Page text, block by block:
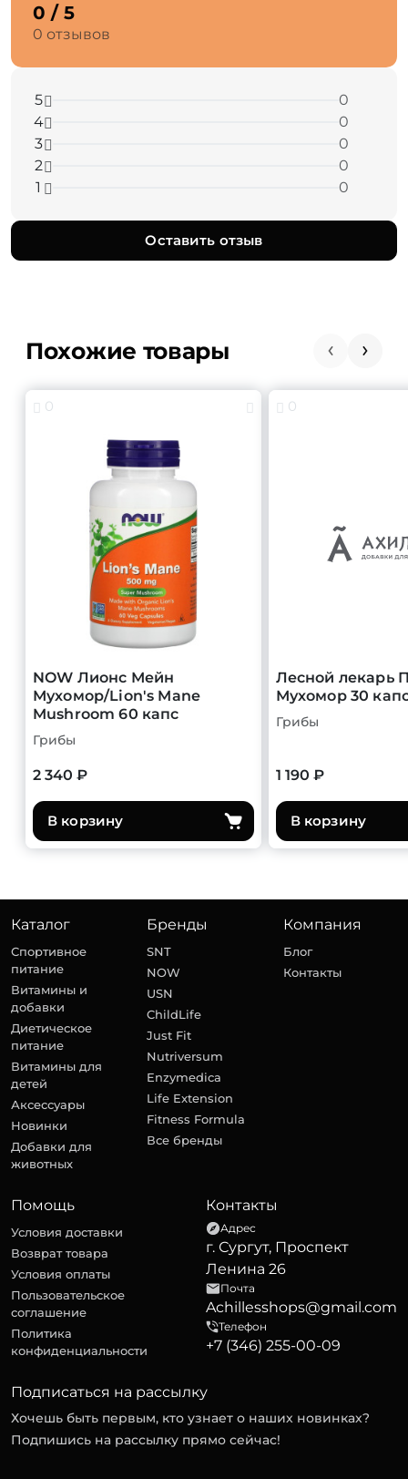
0 / 5
0 отзывов
5
0
4
0
3
0
2
0
1
0
Оставить отзыв
Похожие товары
0
NOW Лионс Мейн
Мухомор/Lion's Mane
Mushroom 60 капс
Грибы
2 340 ₽
В корзину
0
Лесной лекарь
Мухомор 30
Грибы
1 190 ₽
В корзину
Каталог
Спортивное
питание
Витамины и
добавки
Диетическое
питание
Витамины для
детей
Аксессуары
Новинки
Добавки для
животных
Бренды
SNT
NOW
USN
ChildLife
Just Fit
Nutriversum
Enzymedica
Life Extension
Fitness Formula
Все бренды
Компания
Блог
Контакты
Помощь
Условия доставки
Возврат товара
Условия оплаты
Пользовательское
соглашение
Политика
конфиденциальности
Контакты
Адрес
г. Сургут, Проспект
Ленина 26
Почта
Achillesshops@gmail.com
Телефон
+7 (346) 255-00-09
Подписаться на рассылку
Хочешь быть первым, кто узнает о наших новинках?
Подпишись на рассылку прямо сейчас!